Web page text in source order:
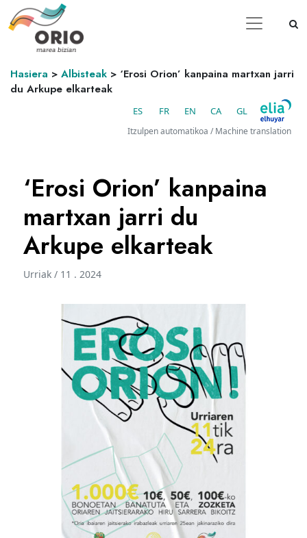
Hasiera > Albisteak > ‘Erosi Orion’ kanpaina martxan jarri
du Arkupe elkarteak
ES FR EN CA GL
Itzulpen automatikoa / Machine translation
‘Erosi Orion’ kanpaina
martxan jarri du
Arkupe elkarteak
Urriak / 11 . 2024